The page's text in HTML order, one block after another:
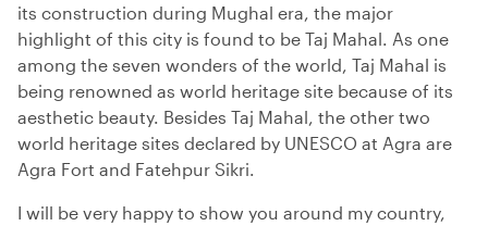
its construction during Mughal era, the major
highlight of this city is found to be Taj Mahal. As one
among the seven wonders of the world, Taj Mahal is
being renowned as world heritage site because of its
aesthetic beauty. Besides Taj Mahal, the other two
world heritage sites declared by UNESCO at Agra are
Agra Fort and Fatehpur Sikri.
I will be very happy to show you around my country,